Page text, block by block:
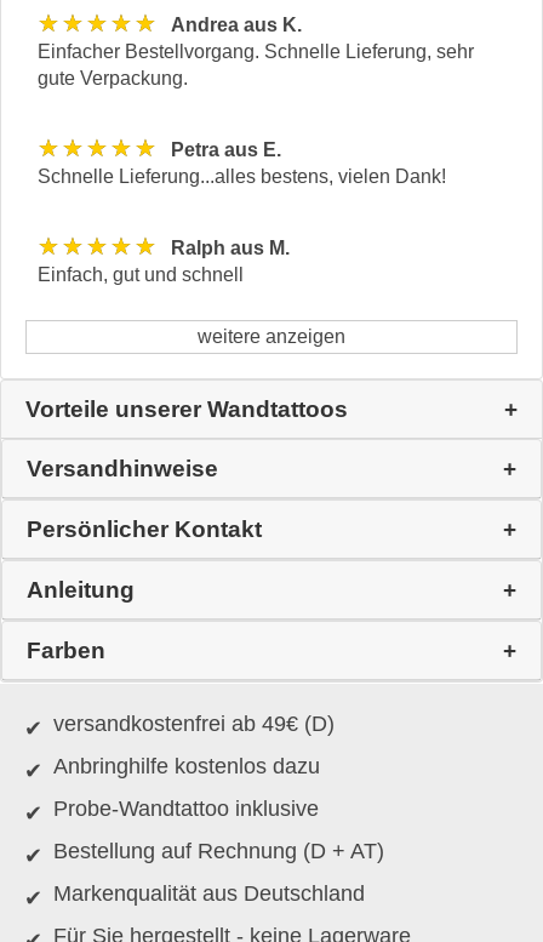
★★★★★
Andrea aus K.
Einfacher Bestellvorgang. Schnelle Lieferung, sehr
gute Verpackung.
★★★★★
Petra aus E.
Schnelle Lieferung...alles bestens, vielen Dank!
★★★★★
Ralph aus M.
Einfach, gut und schnell
weitere anzeigen
Vorteile unserer Wandtattoos
Versandhinweise
Persönlicher Kontakt
Anleitung
Farben
versandkostenfrei ab 49€ (D)
Anbringhilfe kostenlos dazu
Probe-Wandtattoo inklusive
Bestellung auf Rechnung (D + AT)
Markenqualität aus Deutschland
Für Sie hergestellt - keine Lagerware